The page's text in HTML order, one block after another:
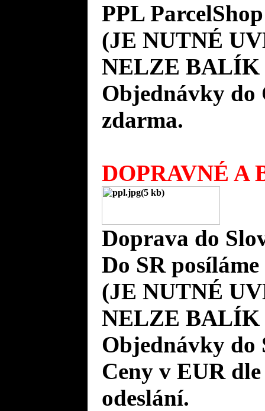
PPL
(JE NUTNÉ
NELZE BALÍK
Objednávky do
zdarma.
DOPRAVNÉ A
Doprava do
Do SR
(JE NUTNÉ
NELZE BALÍK
Objednávky do
Ceny v EUR
odeslání.